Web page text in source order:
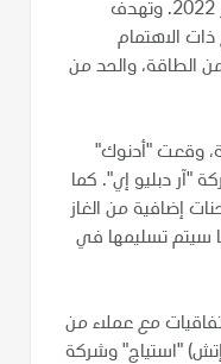
الطاقة والنمو الصناعي في سبتمبر 2022. وتهدف
ذات الاهتمام
الطاقة، والحد من
وقعت "أدنوك"
"آر دبليو إي". كما
إضافية من الغاز
سيتم تسليمها في
مع عملاء من
إتش) "استياج" وشركة